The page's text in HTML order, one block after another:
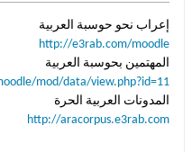
إعراب نحو حوسبة العربية
http://e3rab.com/moodle
المهتمين بحوسبة العربية
mod/data/view.php?id=11
المدونات العربية الحرة
http://aracorpus.e3rab.com